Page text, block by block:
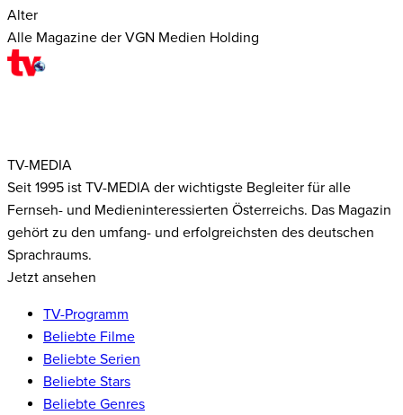
Alter
Alle Magazine der VGN Medien Holding
TV-MEDIA
Seit 1995 ist TV-MEDIA der wichtigste Begleiter für alle
Fernseh- und Medieninteressierten Österreichs. Das Magazin
gehört zu den umfang- und erfolgreichsten des deutschen
Sprachraums.
Jetzt ansehen
TV-Programm
Beliebte Filme
Beliebte Serien
Beliebte Stars
Beliebte Genres